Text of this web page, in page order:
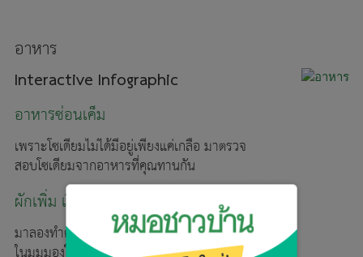
อาหาร
Interactive Infographic
อาหารซ่อนเค็ม
เพราะโซเดียมไม่ได้มีอยู่เพียงแค่เกลือ มาตรวจ
สอบโซเดียมจากอาหารที่คุณทานกัน
ผักเพิ่ม เริ่มเลย
มาลองทำความรู้จักกับผักเดิมๆ